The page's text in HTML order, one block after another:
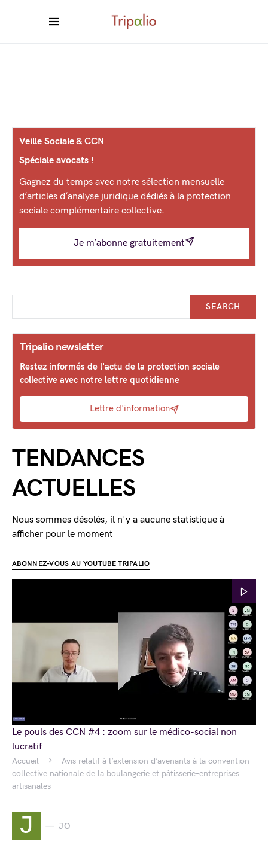
Accueil
Avis relatif à l’extension d’avenants à la convention
collective nationale de la boulangerie et pâtisserie-entreprises
artisanales
J JO
Veille Sociale & CCN
Spéciale avocats !
Gagnez du temps avec notre sélection mensuelle
d’articles d’analyse juridique dédiés à la protection
sociale complémentaire collective.
Je m’abonne gratuitement
SEARCH
Tripalio newsletter
Restez informés de l'actu de la protection sociale
collective avec notre lettre quotidienne
Lettre d'information
TENDANCES
ACTUELLES
Nous sommes désolés, il n'y a aucune statistique à
afficher pour le moment
ABONNEZ-VOUS AU YOUTUBE TRIPALIO
Le pouls des CCN #4 : zoom sur le médico-social non
lucratif